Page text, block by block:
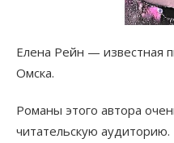
Елена Рейн — известная
Омска.
Романы этого автора
читательскую